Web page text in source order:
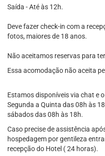
Saída - Até às 12h.
Deve fazer check-in com a
fotos, maiores de 18 anos.
Não aceitamos reservas para
Essa acomodação não aceita
Estamos disponíveis via chat e
Segunda a Quinta das 08h às
sábados das 08h às 18h.
Caso precise de assistência
hospedagem por gentileza
recepção do Hotel ( 24 horas).